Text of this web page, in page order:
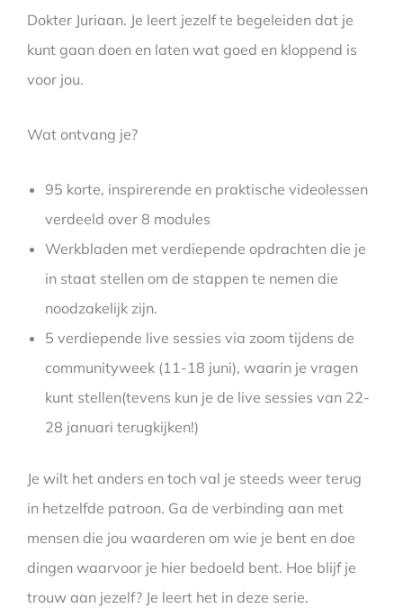
Dokter Juriaan. Je leert jezelf te begeleiden dat je
kunt gaan doen en laten wat goed en kloppend is
voor jou.
Wat ontvang je?
95 korte, inspirerende en praktische videolessen
verdeeld over 8 modules
Werkbladen met verdiepende opdrachten die je
in staat stellen om de stappen te nemen die
noodzakelijk zijn.
5 verdiepende live sessies via zoom tijdens de
communityweek (11-18 juni), waarin je vragen
kunt stellen(tevens kun je de live sessies van 22-
28 januari terugkijken!)
Je wilt het anders en toch val je steeds weer terug
in hetzelfde patroon. Ga de verbinding aan met
mensen die jou waarderen om wie je bent en doe
dingen waarvoor je hier bedoeld bent. Hoe blijf je
trouw aan jezelf? Je leert het in deze serie.